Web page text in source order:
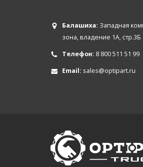
Балашиха: Западная
зона, владение 1А, стр.3Б
Телефон: 8 800 511 51 99
Email: sales@optipart.ru